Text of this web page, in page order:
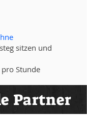
sitzen und
Stunde
Partner